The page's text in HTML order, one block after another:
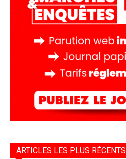
ARTICLES LES PLUS RÉCENTS